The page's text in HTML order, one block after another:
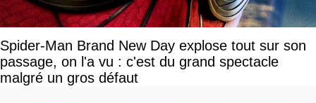
Spider-Man Brand New Day explose tout sur son
passage, on l'a vu : c'est du grand spectacle
malgré un gros défaut